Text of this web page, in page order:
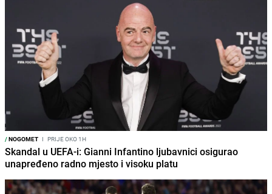
/NOGOMET I PRIJE OKO 1H
Skandal u UEFA-i: Gianni Infantino ljubavnici osigurao
unapređeno radno mjesto i visoku platu